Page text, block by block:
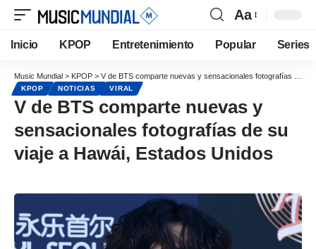
Aa
Inicio KPOP Entretenimiento Popular Series
Music Mundial > KPOP > V de BTS comparte nuevas y sensacionales fotografías de su viaje a Hawái, Estados Unidos
KPOP NOTICIAS VIRAL
V de BTS comparte nuevas y
sensacionales fotografías de su
viaje a Hawái, Estados Unidos